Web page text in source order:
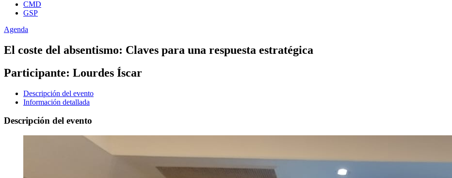
CMD
GSP
Agenda
El coste del absentismo: Claves para una respuesta estratégica
Participante: Lourdes Íscar
Descripción del evento
Información detallada
Descripción del evento